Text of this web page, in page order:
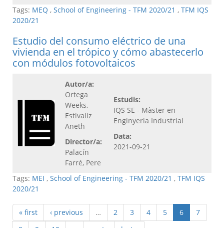
Tags: MEQ , School of Engineering - TFM 2020/21 , TFM IQS
2020/21
Estudio del consumo eléctrico de una
vivienda en el trópico y cómo abastecerlo
con módulos fotovoltaicos
Autor/a:
Ortega
Weeks,
Estivaliz
Aneth
Director/a:
Palacín
Farré, Pere
Estudis:
IQS SE - Màster en
Enginyeria Industrial
Data:
2021-09-21
Tags: MEI , School of Engineering - TFM 2020/21 , TFM IQS
2020/21
« first ‹ previous … 2 3 4 5 6
7